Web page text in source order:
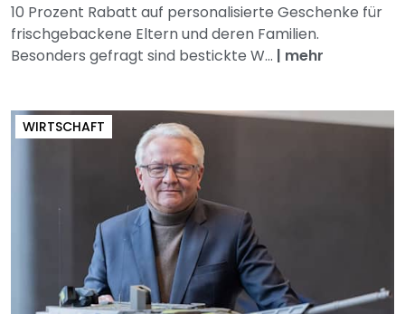
10 Prozent Rabatt auf personalisierte Geschenke für
frischgebackene Eltern und deren Familien.
Besonders gefragt sind bestickte W... | mehr
WIRTSCHAFT